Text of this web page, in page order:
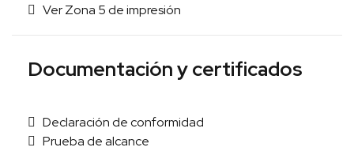
Ver Zona 5 de impresión
Documentación y certificados
Declaración de conformidad
Prueba de alcance